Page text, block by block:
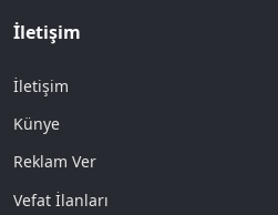
İletişim
İletişim
Künye
Reklam Ver
Vefat İlanları